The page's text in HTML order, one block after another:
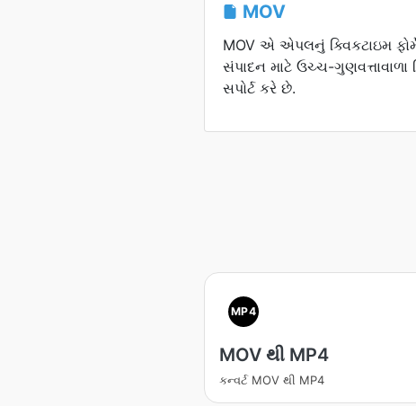
MOV
MOV એ એપલનું ક્વિકટાઇમ
સંપાદન માટે ઉચ્ચ-
સપોર્ટ કરે છે.
MP4
MOV થી MP4
કન્વર્ટ MOV થી MP4